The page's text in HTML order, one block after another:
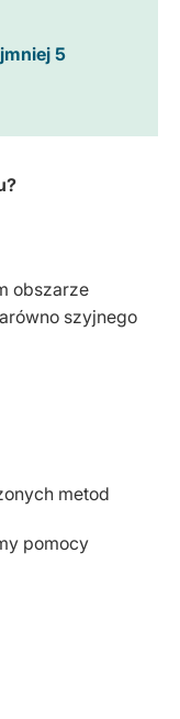
5
obszarze
szyjnego
metod
pomocy